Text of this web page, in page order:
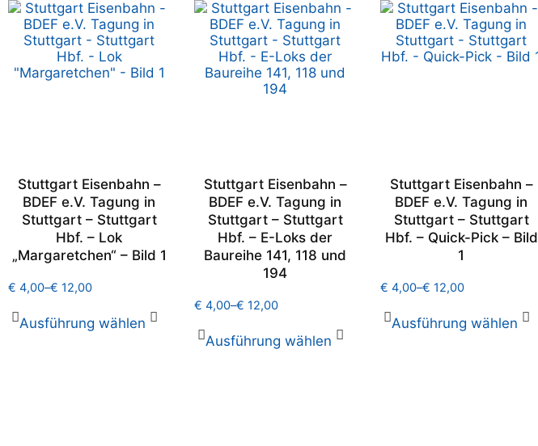
Stuttgart Eisenbahn –
BDEF e.V. Tagung in
Stuttgart – Stuttgart
Hbf. – Lok
„Margaretchen“ – Bild 1
€ 4,00–€ 12,00
Ausführung wählen
Stuttgart Eisenbahn –
BDEF e.V. Tagung in
Stuttgart – Stuttgart
Hbf. – E-Loks der
Baureihe 141, 118 und
194
€ 4,00–€ 12,00
Ausführung wählen
Stuttgart Eisenbahn –
BDEF e.V. Tagung in
Stuttgart – Stuttgart
Hbf. – Quick-Pick – Bild
1
€ 4,00–€ 12,00
Ausführung wählen